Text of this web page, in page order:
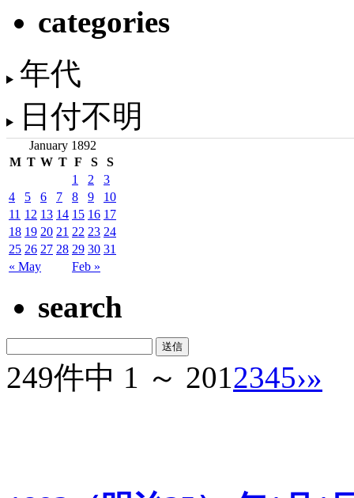
categories
年代
日付不明
January 1892
M T W T F S S
« May Feb »
1 2
3
4
5 6 7 8 9
10
11 12 13 14 15 16 17
18 19 20 21 22 23 24
25 26 27 28 29 30 31
search
249件中 1 ～ 2012345›»